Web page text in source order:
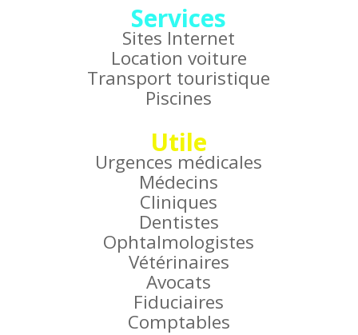
Services
Sites Internet
Location voiture
Transport touristique
Piscines
Utile
Urgences médicales
Médecins
Cliniques
Dentistes
Ophtalmologistes
Vétérinaires
Avocats
Fiduciaires
Comptables